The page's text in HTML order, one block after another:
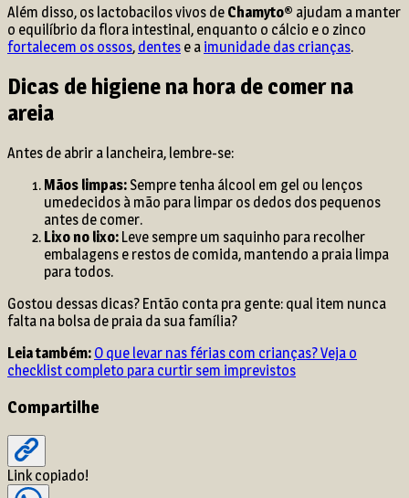
Além disso, os lactobacilos vivos de Chamyto® ajudam a manter
o equilíbrio da flora intestinal, enquanto o cálcio e o zinco
fortalecem os ossos, dentes e a imunidade das crianças.
Dicas de higiene na hora de comer na
areia
Antes de abrir a lancheira, lembre-se:
Mãos limpas: Sempre tenha álcool em gel ou lenços
umedecidos à mão para limpar os dedos dos pequenos
antes de comer.
Lixo no lixo: Leve sempre um saquinho para recolher
embalagens e restos de comida, mantendo a praia limpa
para todos.
Gostou dessas dicas? Então conta pra gente: qual item nunca
falta na bolsa de praia da sua família?
Leia também: O que levar nas férias com crianças? Veja o
checklist completo para curtir sem imprevistos
Compartilhe
Link copiado!